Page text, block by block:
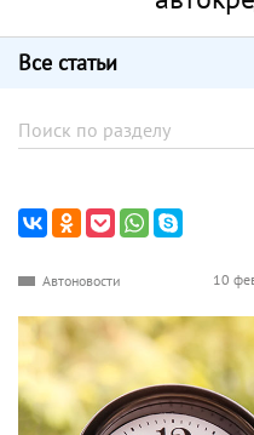
Все статьи
Автоновости 10